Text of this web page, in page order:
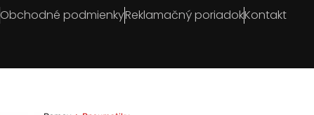
Obchodné podmienkyReklamačný poriadokKontakt